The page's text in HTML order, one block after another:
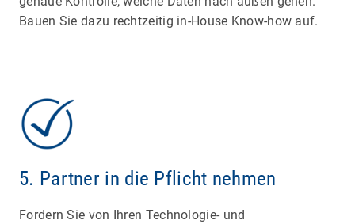
Bauen Sie dazu rechtzeitig in-House Know-how auf.
5. Partner in die Pflicht nehmen
Fordern Sie von Ihren Technologie- und